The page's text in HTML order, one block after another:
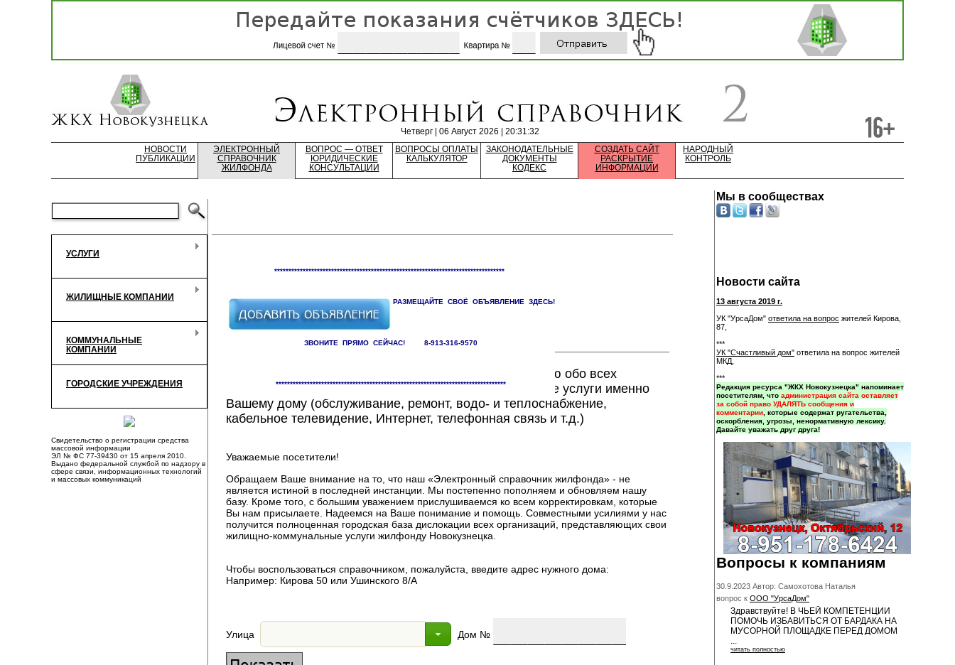
Четверг | 06 Август 2026 | 20:31:32
НОВОСТИ
ПУБЛИКАЦИИ
ЭЛЕКТРОННЫЙ
СПРАВОЧНИК
ЖИЛФОНДА
ВОПРОС — ОТВЕТ
ЮРИДИЧЕСКИЕ
КОНСУЛЬТАЦИИ
ВОПРОСЫ ОПЛАТЫ
КАЛЬКУЛЯТОР
ЗАКОНОДАТЕЛЬНЫЕ
ДОКУМЕНТЫ
КОДЕКС
СОЗДАТЬ САЙТ
РАСКРЫТИЕ
ИНФОРМАЦИИ
НАРОДНЫЙ
КОНТРОЛЬ
УСЛУГИ
ЖИЛИЩНЫЕ КОМПАНИИ
КОММУНАЛЬНЫЕ
КОМПАНИИ
ГОРОДСКИЕ УЧРЕЖДЕНИЯ
Свидетельство о регистрации средства
массовой информации
ЭЛ № ФС 77-39430 от 15 апреля 2010.
Выдано федеральной службой по надзору в
сфере связи, информационных технологий
и массовых коммуникаций
*********************************************************************************
РАЗМЕЩАЙТЕ СВОЁ ОБЪЯВЛЕНИЕ ЗДЕСЬ!
ЗВОНИТЕ ПРЯМО СЕЙЧАС! 8-913-316-9570
*********************************************************************************
Здесь Вы сможете найти исчерпывающую информацию обо всех
компаниях, предоставляющих жилищно-коммунальные услуги именно
Вашему дому (обслуживание, ремонт, водо- и теплоснабжение,
кабельное телевидение, Интернет, телефонная связь и т.д.)
Уважаемые посетители!
Обращаем Ваше внимание на то, что наш «Электронный справочник жилфонда» - не
является истиной в последней инстанции. Мы постепенно пополняем и обновляем нашу
базу. Кроме того, с большим уважением прислушиваемся ко всем корректировкам, которые
Вы нам присылаете. Надеемся на Ваше понимание и помощь. Совместными усилиями у нас
получится полноценная городская база дислокации всех организаций, представляющих свои
жилищно-коммунальные услуги жилфонду Новокузнецка.
Чтобы воспользоваться справочником, пожалуйста, введите адрес нужного дома:
Например: Кирова 50 или Ушинского 8/А
Улица Дом №
Мы в сообществах
Новости сайта
13 августа 2019 г.
УК "УрсаДом" ответила на вопрос жителей Кирова,
87,
***
УК "Счастливый дом" ответила на вопрос жителей
МКД,
***
Редакция ресурса "ЖКХ Новокузнецка" напоминает
посетителям, что администрация сайта оставляет
за собой право УДАЛЯТЬ сообщения и
комментарии , которые содержат ругательства,
оскорбления, угрозы, ненормативную лексику.
Давайте уважать друг друга!
Вопросы к компаниям
30.9.2023 Автор: Самохотова Наталья
вопрос к ООО "УрсаДом"
Здравствуйте! В ЧЬЕЙ КОМПЕТЕНЦИИ
ПОМОЧЬ ИЗБАВИТЬСЯ ОТ БАРДАКА НА
МУСОРНОЙ ПЛОЩАДКЕ ПЕРЕД ДОМОМ
...
читать полностью